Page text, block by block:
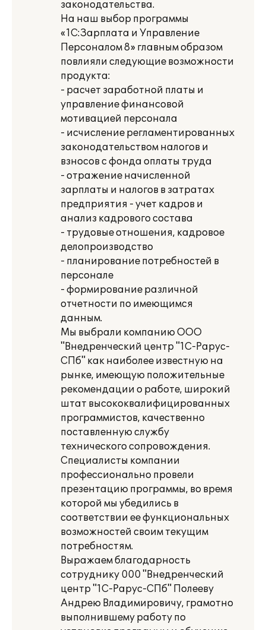
законодательства.
На наш выбор программы
«1С:Зарплата и Управление
Персоналом 8» главным образом
повлияли следующие возможности
продукта:
- расчет заработной платы и
управление финансовой
мотивацией персонала
- исчисление регламентированных
законодательством налогов и
взносов с фонда оплаты труда
- отражение начисленной
зарплаты и налогов в затратах
предприятия - учет кадров и
анализ кадрового состава
- трудовые отношения, кадровое
делопроизводство
- планирование потребностей в
персонале
- формирование различной
отчетности по имеющимся
данным.
Мы выбрали компанию ООО
"Внедренческий центр "1С-Рарус-
СПб" как наиболее известную на
рынке, имеющую положительные
рекомендации о работе, широкий
штат высококвалифицированных
программистов, качественно
поставленную службу
технического сопровождения.
Специалисты компании
профессионально провели
презентацию программы, во время
которой мы убедились в
соответствии ее функциональных
возможностей своим текущим
потребностям.
Выражаем благодарность
сотруднику 000 "Внедренческий
центр "1С-Рарус-СПб" Полееву
Андрею Владимировичу, грамотно
выполнившему работу по